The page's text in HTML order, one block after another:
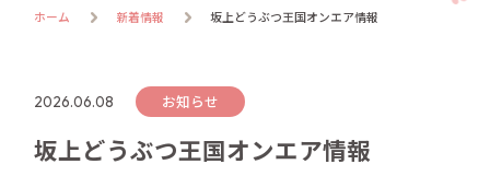
譲渡までの流れ
ハウス紹介
online store
さかがみ家おすすめグッズ
ホーム 新着情報 坂上どうぶつ王国オンエア情報
2026.06.08 お知らせ
坂上どうぶつ王国オンエア情報